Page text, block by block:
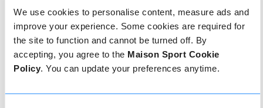
We use cookies to personalise content, measure ads and
improve your experience. Some cookies are required for
the site to function and cannot be turned off. By
accepting, you agree to the Maison Sport Cookie
Policy. You can update your preferences anytime.
Comment réserver
Réserver avec nous ne pourrait pas être plus
simple, notre équipe amicale et experte est
toujours prête à vous aider - réservez
si vous avez besoin d'aide.